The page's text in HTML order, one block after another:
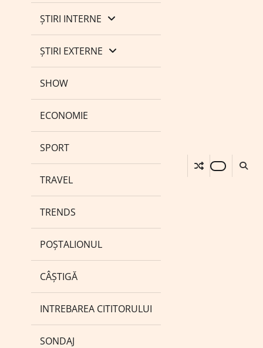
ȘTIRI INTERNE
ȘTIRI EXTERNE
SHOW
ECONOMIE
SPORT
TRAVEL
TRENDS
POȘTALIONUL
CÂȘTIGĂ
INTREBAREA CITITORULUI
SONDAJ